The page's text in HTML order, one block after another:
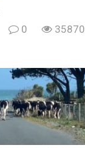
0
35870